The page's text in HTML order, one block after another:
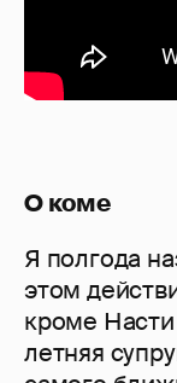
О коме
Я полгода
этом
кроме
летняя